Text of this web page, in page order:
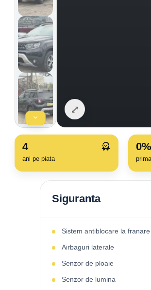
⤢
4
ani pe piata
0%
Siguranta
Sistem antiblocare la franare
Airbaguri laterale
Senzor de ploaie
Senzor de lumina